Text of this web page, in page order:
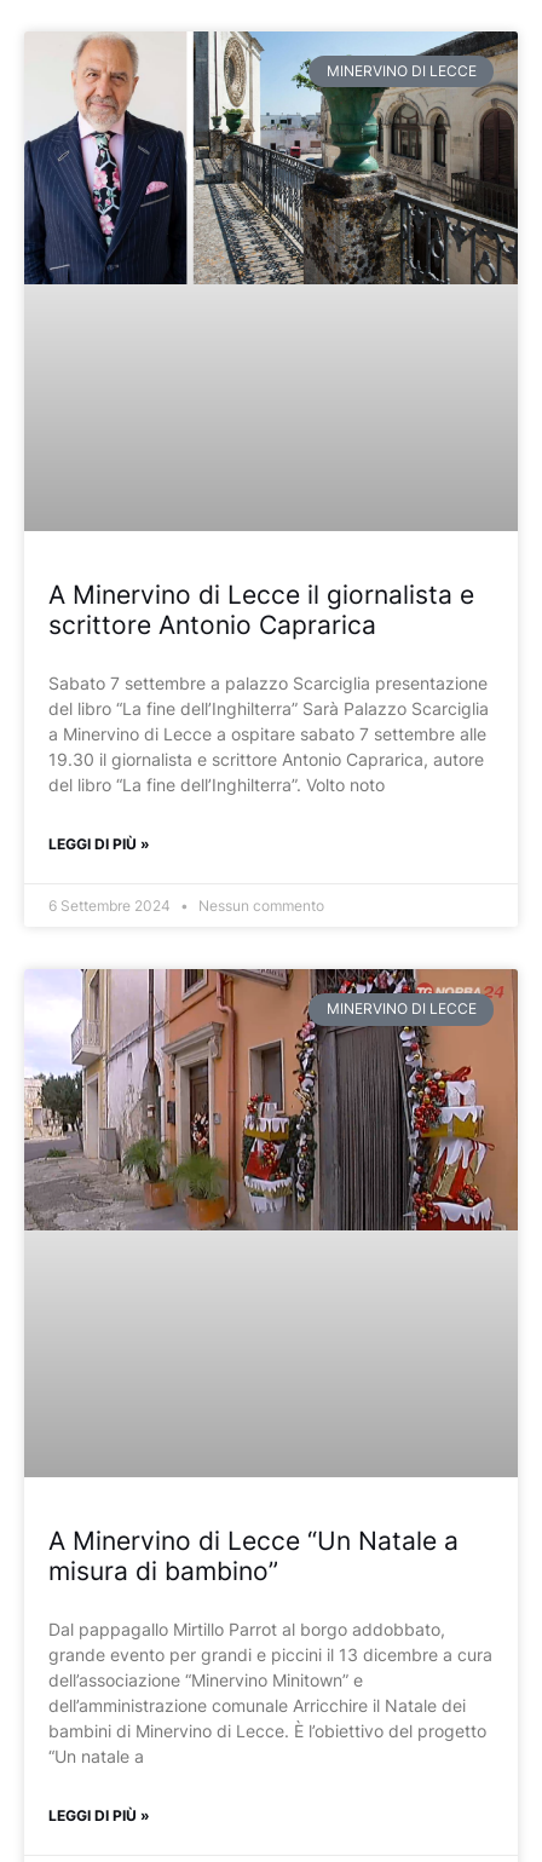
MINERVINO DI LECCE
A Minervino di Lecce il giornalista e
scrittore Antonio Caprarica
Sabato 7 settembre a palazzo Scarciglia presentazione
del libro “La fine dell’Inghilterra” Sarà Palazzo Scarciglia
a Minervino di Lecce a ospitare sabato 7 settembre alle
19.30 il giornalista e scrittore Antonio Caprarica, autore
del libro “La fine dell’Inghilterra”. Volto noto
LEGGI DI PIÙ »
6 Settembre 2024 Nessun commento
MINERVINO DI LECCE
A Minervino di Lecce “Un Natale a
misura di bambino”
Dal pappagallo Mirtillo Parrot al borgo addobbato,
grande evento per grandi e piccini il 13 dicembre a cura
dell’associazione “Minervino Minitown” e
dell’amministrazione comunale Arricchire il Natale dei
bambini di Minervino di Lecce. È l’obiettivo del progetto
“Un natale a
LEGGI DI PIÙ »